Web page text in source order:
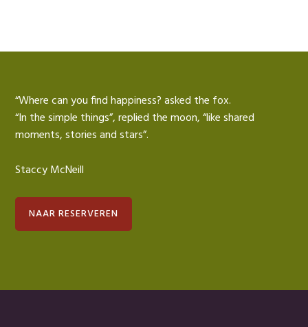
“Where can you find happiness? asked the fox.
“In the simple things”, replied the moon, “like shared
moments, stories and stars”.
Staccy McNeill
NAAR RESERVEREN